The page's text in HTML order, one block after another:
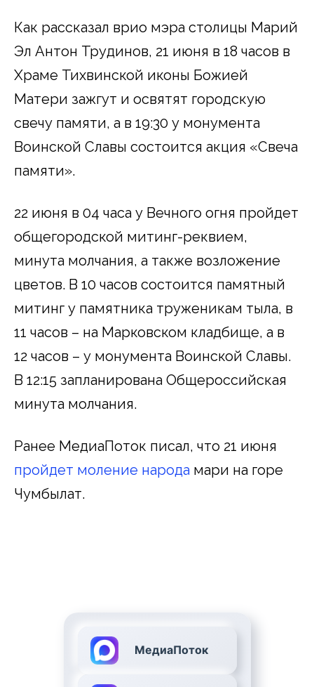
Как рассказал врио мэра столицы Марий
Эл Антон Трудинов, 21 июня в 18 часов в
Храме Тихвинской иконы Божией
Матери зажгут и освятят городскую
свечу памяти, а в 19:30 у монумента
Воинской Славы состоится акция «Свеча
памяти».
22 июня в 04 часа у Вечного огня пройдет
общегородской митинг-реквием,
минута молчания, а также возложение
цветов. В 10 часов состоится памятный
митинг у памятника труженикам тыла, в
11 часов – на Марковском кладбище, а в
12 часов – у монумента Воинской Славы.
В 12:15 запланирована Общероссийская
минута молчания.
Ранее МедиаПоток писал, что 21 июня
пройдет моление народа мари на горе
Чумбылат.
МедиаПоток